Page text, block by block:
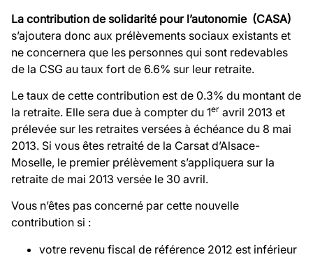
La contribution de solidarité pour l’autonomie (CASA)
s’ajoutera donc aux prélèvements sociaux existants et
ne concernera que les personnes qui sont redevables
de la CSG au taux fort de 6.6% sur leur retraite.
Le taux de cette contribution est de 0.3% du montant de
la retraite. Elle sera due à compter du 1er avril 2013 et
prélevée sur les retraites versées à échéance du 8 mai
2013. Si vous êtes retraité de la Carsat d’Alsace-
Moselle, le premier prélèvement s’appliquera sur la
retraite de mai 2013 versée le 30 avril.
Vous n’êtes pas concerné par cette nouvelle
contribution si :
votre revenu fiscal de référence 2012 est inférieur